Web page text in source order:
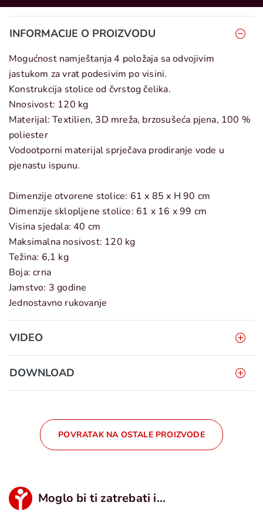
INFORMACIJE O PROIZVODU
Mogućnost namještanja 4 položaja sa odvojivim
jastukom za vrat podesivim po visini.
Konstrukcija stolice od čvrstog čelika.
Nnosivost: 120 kg
Materijal: Textilien, 3D mreža, brzosušeća pjena, 100 %
poliester
Vodootporni materijal sprječava prodiranje vode u
pjenastu ispunu.
Dimenzije otvorene stolice: 61 x 85 x H 90 cm
Dimenzije sklopljene stolice: 61 x 16 x 99 cm
Visina sjedala: 40 cm
Maksimalna nosivost: 120 kg
Težina: 6,1 kg
Boja: crna
Jamstvo: 3 godine
Jednostavno rukovanje
VIDEO
DOWNLOAD
POVRATAK NA OSTALE PROIZVODE
Moglo bi ti zatrebati i...